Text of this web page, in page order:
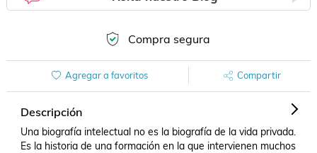
Compra segura
Agregar a favoritos Compartir
Descripción
Una biografía intelectual no es la biografía de la vida privada.
Es la historia de una formación en la que intervienen muchos